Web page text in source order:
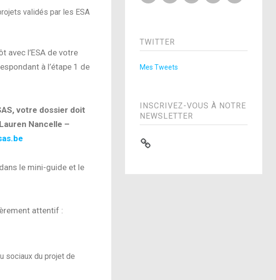
validés par les ESA
avec l’ESA de votre
à l’étape 1 de
votre dossier doit
Nancelle –
le mini-guide et le
attentif :
sociaux du projet de
TWITTER
Mes Tweets
INSCRIVEZ-VOUS À NOTRE
NEWSLETTER